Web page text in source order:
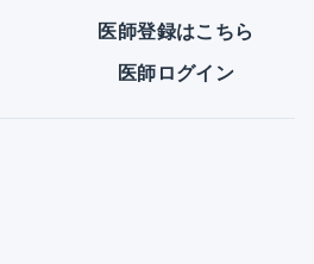
医師登録はこちら
医師ログイン